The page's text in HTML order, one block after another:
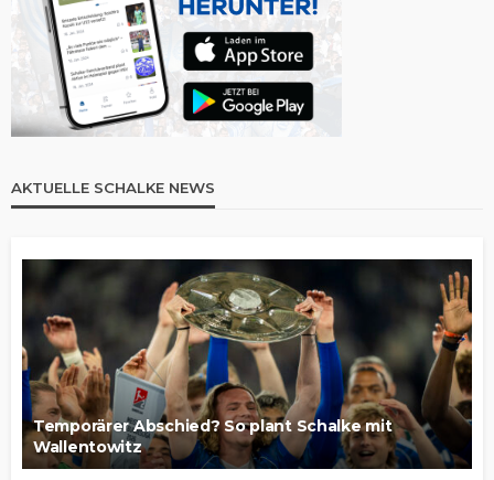
AKTUELLE SCHALKE NEWS
Temporärer Abschied? So plant Schalke mit
Wallentowitz